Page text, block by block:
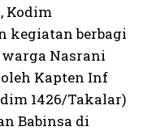
Kodim
kegiatan berbagi
Nasrani
Kapten Inf
1426/Takalar)
Babinsa di